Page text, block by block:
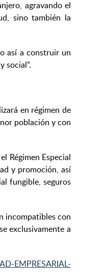
agravando el
sino también la
así a construir un
social”.
en régimen de
población y con
Régimen Especial
y promoción, así
fungible, seguros
incompatibles con
exclusivamente a
EMPRESARIAL-